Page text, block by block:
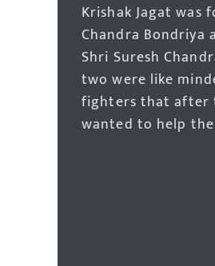
Krishak Jagat was
Chandra Bondriya
Shri Suresh
two were like
fighters that after
wanted to help